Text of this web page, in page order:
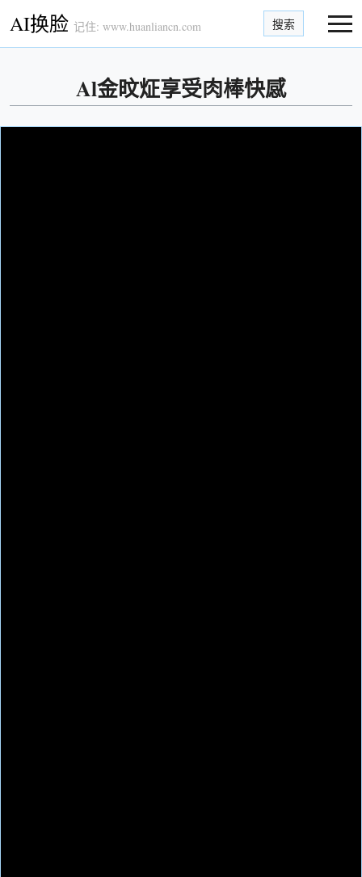
AI换脸 记住: www.huanliancn.com 搜索
Al金旼炡享受肉棒快感